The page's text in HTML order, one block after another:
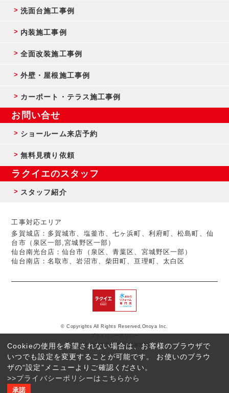
Cookieの使用を希望されない場合は、お客様のブラウザで
いつでも設定を変更することが可能です。 お使いのブラウ
ザの“設定”メニューよりご確認ください。
>>プライバシーポリシーはこちらから
承諾
反社会的勢力に対する基本方針
© Copyrights All Rights Reserved,Onoya Inc.
洗面台施工事例
内装施工事例
全面改装施工事例
外壁・屋根施工事例
カーポート・テラス施工事例
お問い合せ
ショールーム来店予約
無料見積り依頼
ラクイエのスタッフ
スタッフ紹介
工事対応エリア
多賀城店：多賀城市、塩釜市、七ヶ浜町、利府町、松島町、仙
台市（泉区一部,宮城野区一部）
仙台南光台店：仙台市（泉区、青葉区、宮城野区一部）
仙台南店：名取市、岩沼市、柴田町、亘理町、太白区